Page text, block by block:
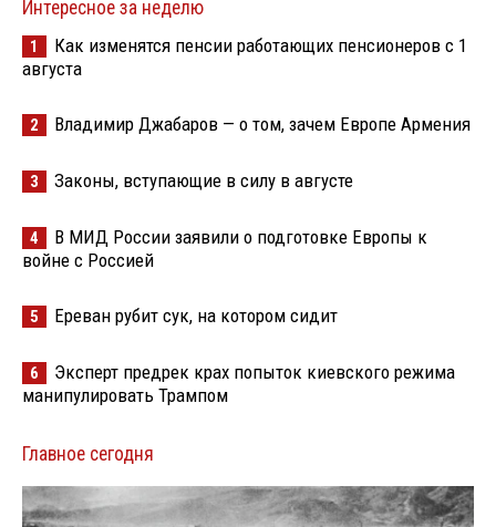
Интересное за неделю
1
Как изменятся пенсии работающих пенсионеров с 1
августа
2 Владимир Джабаров — о том, зачем Европе Армения
3 Законы, вступающие в силу в августе
4
В МИД России заявили о подготовке Европы к
войне с Россией
5 Ереван рубит сук, на котором сидит
6
Эксперт предрек крах попыток киевского режима
манипулировать Трампом
Главное сегодня